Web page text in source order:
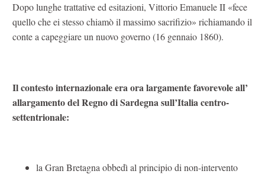
Dopo lunghe trattative ed esitazioni, Vittorio Emanuele II «fece
quello che ei stesso chiamò il massimo sacrifizio» richiamando il
conte a capeggiare un nuovo governo (16 gennaio 1860).
Il contesto internazionale era ora largamente favorevole all’
allargamento del Regno di Sardegna sull’Italia centro-
settentrionale:
la Gran Bretagna obbedì al principio di non-intervento